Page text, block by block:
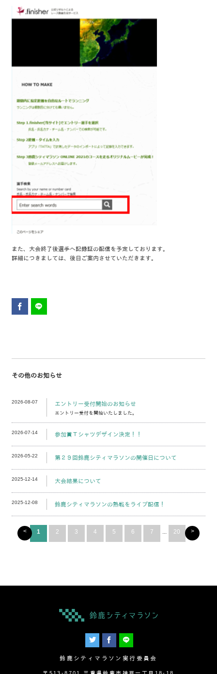
また、大会終了後選手へ記録証の配信を予定しております。
詳細につきましては、後日ご案内させていただきます。
その他のお知らせ
2026-08-07 エントリー受付開始のお知らせ
エントリー受付を開始いたしました。
2026-07-14 参加賞Ｔシャツデザイン決定！！
2026-05-22 第２９回鈴鹿シティマラソンの開催日について
2025-12-14 大会結果について
2025-12-08 鈴鹿シティマラソンの熱戦をライブ配信！
< 1 2 3 4 5 6 7 ... 20 >
鈴鹿シティマラソン実行委員会